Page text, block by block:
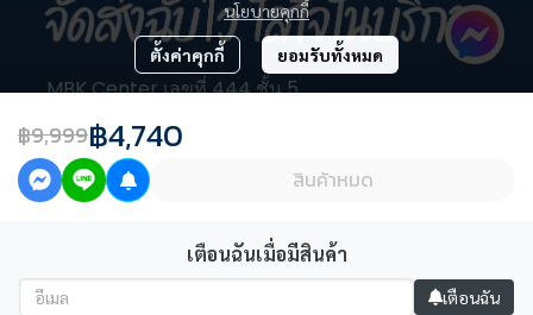
฿9,999฿4,740
สินค้าหมด
เตือนฉันเมื่อมีสินค้า
เตือนฉัน
นโยบายคุกกี้
ตั้งค่าคุกกี้ ยอมรับทั้งหมด
MBK Center เลขที่ 444 ชั้น 5
โซน C เลขห้อง C003-C004
ถนนพญาไท แขวงวังใหม่ เขตปทุมวัน กรุงเทพฯ 10330
Tel : 081-123-4577